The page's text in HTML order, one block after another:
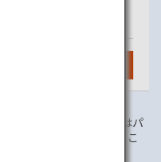
ものであり、国内便にはパ
が含まれます。また、こ
がございます。